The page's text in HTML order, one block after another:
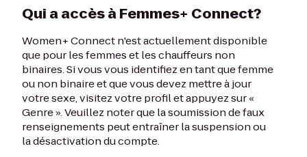
Qui a accès à Femmes+ Connect?
Women+ Connect n'est actuellement disponible
que pour les femmes et les chauffeurs non
binaires. Si vous vous identifiez en tant que femme
ou non binaire et que vous devez mettre à jour
votre sexe, visitez votre profil et appuyez sur «
Genre ». Veuillez noter que la soumission de faux
renseignements peut entraîner la suspension ou
la désactivation du compte.